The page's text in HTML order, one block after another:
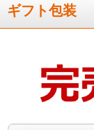
地が良いです。
ギフト包装